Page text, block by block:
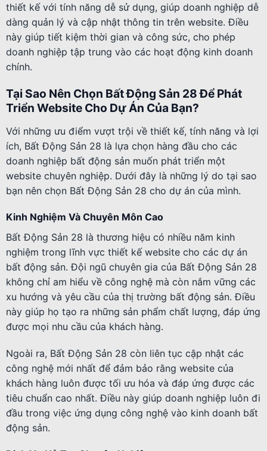
thiết kế với tính năng dễ sử dụng, giúp doanh nghiệp dễ
dàng quản lý và cập nhật thông tin trên website. Điều
này giúp tiết kiệm thời gian và công sức, cho phép
doanh nghiệp tập trung vào các hoạt động kinh doanh
chính.
Tại Sao Nên Chọn Bất Động Sản 28 Để Phát
Triển Website Cho Dự Án Của Bạn?
Với những ưu điểm vượt trội về thiết kế, tính năng và lợi
ích, Bất Động Sản 28 là lựa chọn hàng đầu cho các
doanh nghiệp bất động sản muốn phát triển một
website chuyên nghiệp. Dưới đây là những lý do tại sao
bạn nên chọn Bất Động Sản 28 cho dự án của mình.
Kinh Nghiệm Và Chuyên Môn Cao
Bất Động Sản 28 là thương hiệu có nhiều năm kinh
nghiệm trong lĩnh vực thiết kế website cho các dự án
bất động sản. Đội ngũ chuyên gia của Bất Động Sản 28
không chỉ am hiểu về công nghệ mà còn nắm vững các
xu hướng và yêu cầu của thị trường bất động sản. Điều
này giúp họ tạo ra những sản phẩm chất lượng, đáp ứng
được mọi nhu cầu của khách hàng.
Ngoài ra, Bất Động Sản 28 còn liên tục cập nhật các
công nghệ mới nhất để đảm bảo rằng website của
khách hàng luôn được tối ưu hóa và đáp ứng được các
tiêu chuẩn cao nhất. Điều này giúp doanh nghiệp luôn đi
đầu trong việc ứng dụng công nghệ vào kinh doanh bất
động sản.